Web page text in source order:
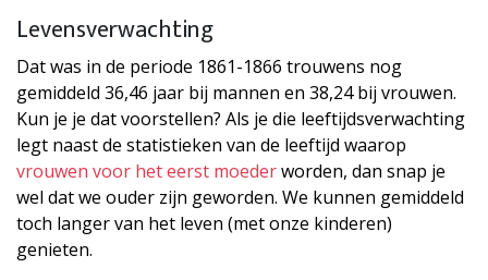
Levensverwachting
Dat was in de periode 1861-1866 trouwens nog
gemiddeld 36,46 jaar bij mannen en 38,24 bij vrouwen.
Kun je je dat voorstellen? Als je die leeftijdsverwachting
legt naast de statistieken van de leeftijd waarop
vrouwen voor het eerst moederworden, dan snap je
wel dat we ouder zijn geworden. We kunnen gemiddeld
toch langer van het leven (met onze kinderen)
genieten.